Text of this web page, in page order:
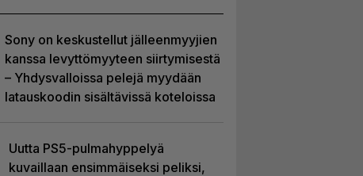
Sony on keskustellut jälleenmyyjien
kanssa levyttömyyteen siirtymisestä
– Yhdysvalloissa pelejä myydään
latauskoodin sisältävissä koteloissa
Uutta PS5-pulmahyppelyä
kuvaillaan ensimmäiseksi peliksi,